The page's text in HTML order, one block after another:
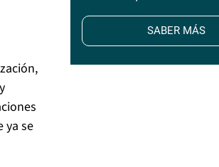
ya se
SABER MÁS